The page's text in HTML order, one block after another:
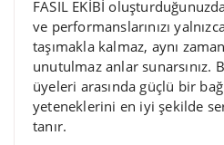
FASIL EKİBİ
ve performanslarınızı
taşımakla kalmaz, aynı
unutulmaz anlar sunarsınız.
üyeleri arasında güçlü bir
yeteneklerini en iyi şekilde
tanır.